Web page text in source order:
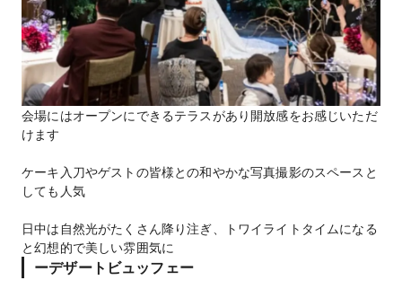
会場にはオープンにできるテラスがあり開放感をお感じいただ
けます
ケーキ入刀やゲストの皆様との和やかな写真撮影のスペースと
しても人気
日中は自然光がたくさん降り注ぎ、トワイライトタイムになる
と幻想的で美しい雰囲気に
ーデザートビュッフェー